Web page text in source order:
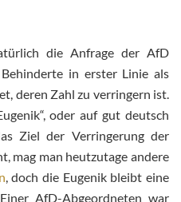
die Anfrage der AfD
in erster Linie als
deren Zahl zu verringern ist.
oder auf gut deutsch
Ziel der Verringerung der
mag man heutzutage andere
, doch die Eugenik bleibt eine
AfD-Abgeordneten war